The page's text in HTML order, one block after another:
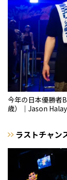
今年の日本優勝
歳）｜Jason
ラストチャン